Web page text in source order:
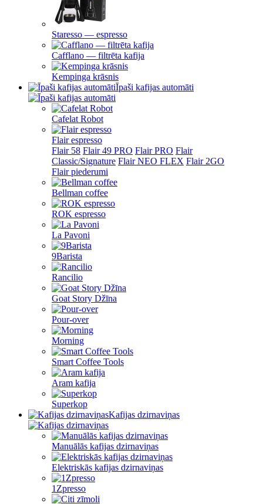
Staresso — espresso
Cafflano — filtrēta kafija
Kempinga krāsnis
Īpaši kafijas automāti
Cafelat Robot
Flair espresso
Flair 58 Flair 49 PRO Flair PRO Flair
Classic/Signature Flair NEO FLEX Flair 2GO
Flair piederumi
Bellman coffee
ROK espresso
La Pavoni
9Barista
Rancilio
Goat Story Džīna
Pour-over
Morning
Smart Coffee Tools
Aram kafija
Superkop
Kafijas dzirnaviņas
Manuālās kafijas dzirnaviņas
Elektriskās kafijas dzirnaviņas
1Zpresso